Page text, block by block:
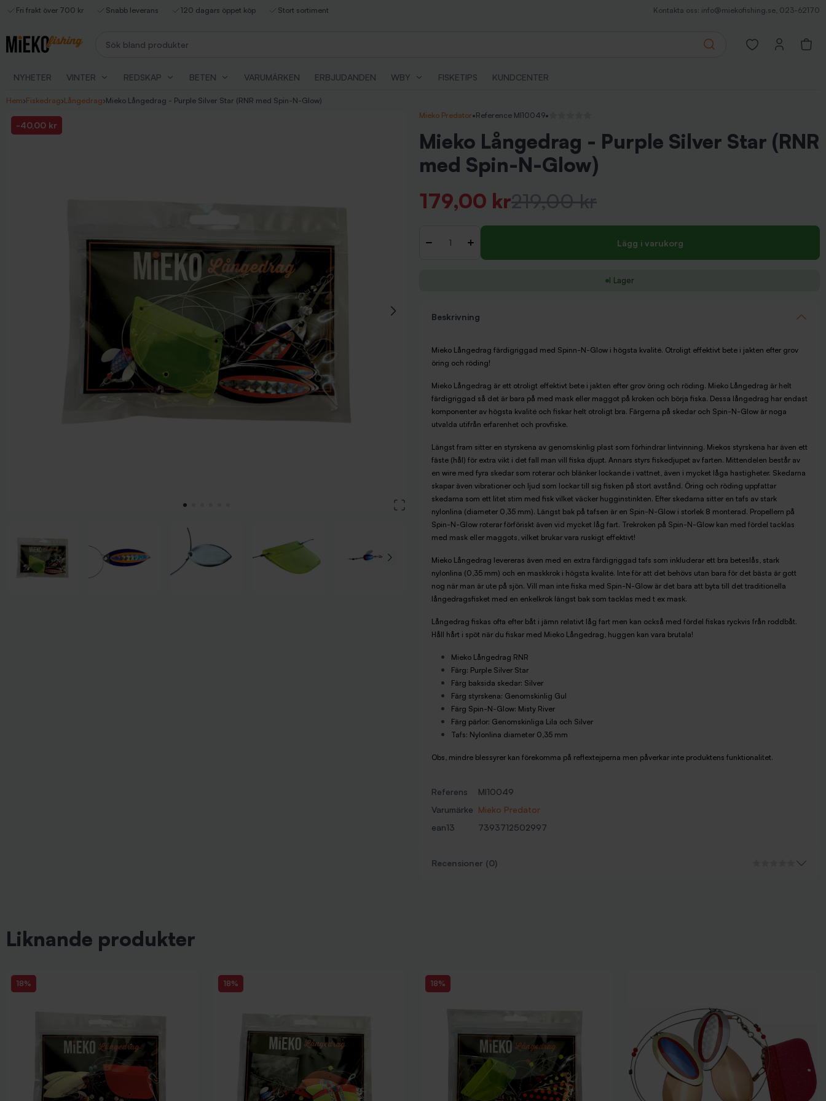
Fri frakt över 700 kr Snabb leverans 120 dagars öppet köp Stort sortiment Kontakta oss: info@miekofishing.se, 023-62170
Search
Open favorites
NYHETER VINTER REDSKAP BETEN VARUMÄRKEN ERBJUDANDEN WBY FISKETIPS KUNDCENTER
Hem›Fiskedrag›Långedrag›Mieko Långedrag - Purple Silver Star (RNR med Spin-N-Glow)
-40,00 kr
View large image
Mieko Predator•Reference MI10049•
Mieko Långedrag - Purple Silver Star (RNR
med Spin-N-Glow)
179,00 kr
40,00 kr
- + Lägg i varukorg
I Lager
Beskrivning
Mieko Långedrag färdigriggad med Spinn-N-Glow i högsta kvalité. Otroligt effektivt bete i jakten efter grov
öring och röding!
Mieko Långedrag är ett otroligt effektivt bete i jakten efter grov öring och röding. Mieko Långedrag är helt
färdigriggad så det är bara på med mask eller maggot på kroken och börja fiska. Dessa långedrag har endast
komponenter av högsta kvalité och fiskar helt otroligt bra. Färgerna på skedar och Spin-N-Glow är noga
utvalda utifrån erfarenhet och provfiske.
Längst fram sitter en styrskena av genomskinlig plast som förhindrar lintvinning. Miekos styrskena har även ett
fäste (hål) för extra vikt i det fall man vill fiska djupt. Annars styrs fiskedjupet av farten. Mittendelen består av
en wire med fyra skedar som roterar och blänker lockande i vattnet, även i mycket låga hastigheter. Skedarna
skapar även vibrationer och ljud som lockar till sig fisken på stort avstånd. Öring och röding uppfattar
skedarna som ett litet stim med fisk vilket väcker hugginstinkten. Efter skedarna sitter en tafs av stark
nylonlina (diameter 0,35 mm). Längst bak på tafsen är en Spin-N-Glow i storlek 8 monterad. Propellern på
Spin-N-Glow roterar förföriskt även vid mycket låg fart. Trekroken på Spin-N-Glow kan med fördel tacklas
med mask eller maggots, vilket brukar vara ruskigt effektivt!
Mieko Långedrag levereras även med en extra färdigriggad tafs som inkluderar ett bra beteslås, stark
nylonlina (0,35 mm) och en maskkrok i högsta kvalité. Inte för att det behövs utan bara för det bästa är gott
nog när man är ute på sjön. Vill man inte fiska med Spin-N-Glow är det bara att byta till det traditionella
långedragsfisket med en enkelkrok längst bak som tacklas med t ex mask.
Långedrag fiskas ofta efter båt i jämn relativt låg fart men kan också med fördel fiskas ryckvis från roddbåt.
Håll hårt i spöt när du fiskar med Mieko Långedrag, huggen kan vara brutala!
Mieko Långedrag RNR
Färg: Purple Silver Star
Färg baksida skedar: Silver
Färg styrskena: Genomskinlig Gul
Färg Spin-N-Glow: Misty River
Färg pärlor: Genomskinliga Lila och Silver
Tafs: Nylonlina diameter 0,35 mm
Obs, mindre blessyrer kan förekomma på reflextejperna men påverkar inte produktens funktionalitet.
Referens
MI10049
Varumärke Mieko Predator
ean13
7393712502997
Recensioner (0)
Liknande produkter
18% 18% 18%